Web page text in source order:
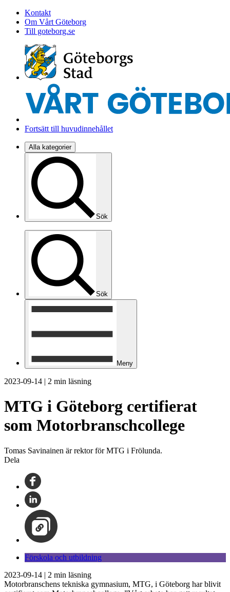
Kontakt
Om Vårt Göteborg
Till goteborg.se
Fortsätt till huvudinnehållet
Alla kategorier
Sök
Sök
Meny
2023-09-14 | 2 min läsning
MTG i Göteborg certifierat
som Motorbranschcollege
Tomas Savinainen är rektor för MTG i Frölunda.
Dela
Förskola och utbildning
2023-09-14 | 2 min läsning
Motorbranschens tekniska gymnasium, MTG, i Göteborg har blivit